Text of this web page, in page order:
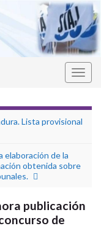
Lista provisional
elaboración de la
obtenida sobre
publicación
de